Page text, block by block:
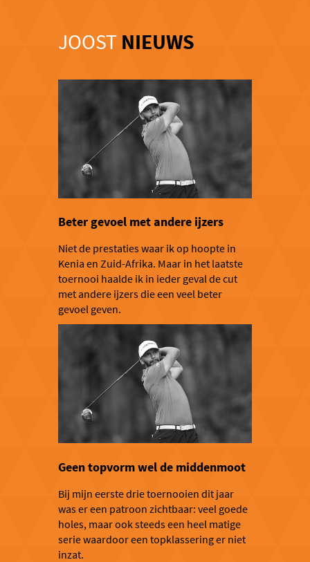
JOOST NIEUWS
Beter gevoel met andere ijzers
Niet de prestaties waar ik op hoopte in
Kenia en Zuid-Afrika. Maar in het laatste
toernooi haalde ik in ieder geval de cut
met andere ijzers die een veel beter
gevoel geven.
Geen topvorm wel de middenmoot
Bij mijn eerste drie toernooien dit jaar
was er een patroon zichtbaar: veel goede
holes, maar ook steeds een heel matige
serie waardoor een topklassering er niet
inzat.